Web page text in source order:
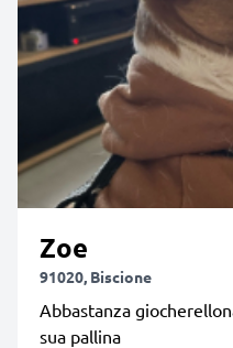
Zoe
91020, Biscione
Abbastanza
sua pallina